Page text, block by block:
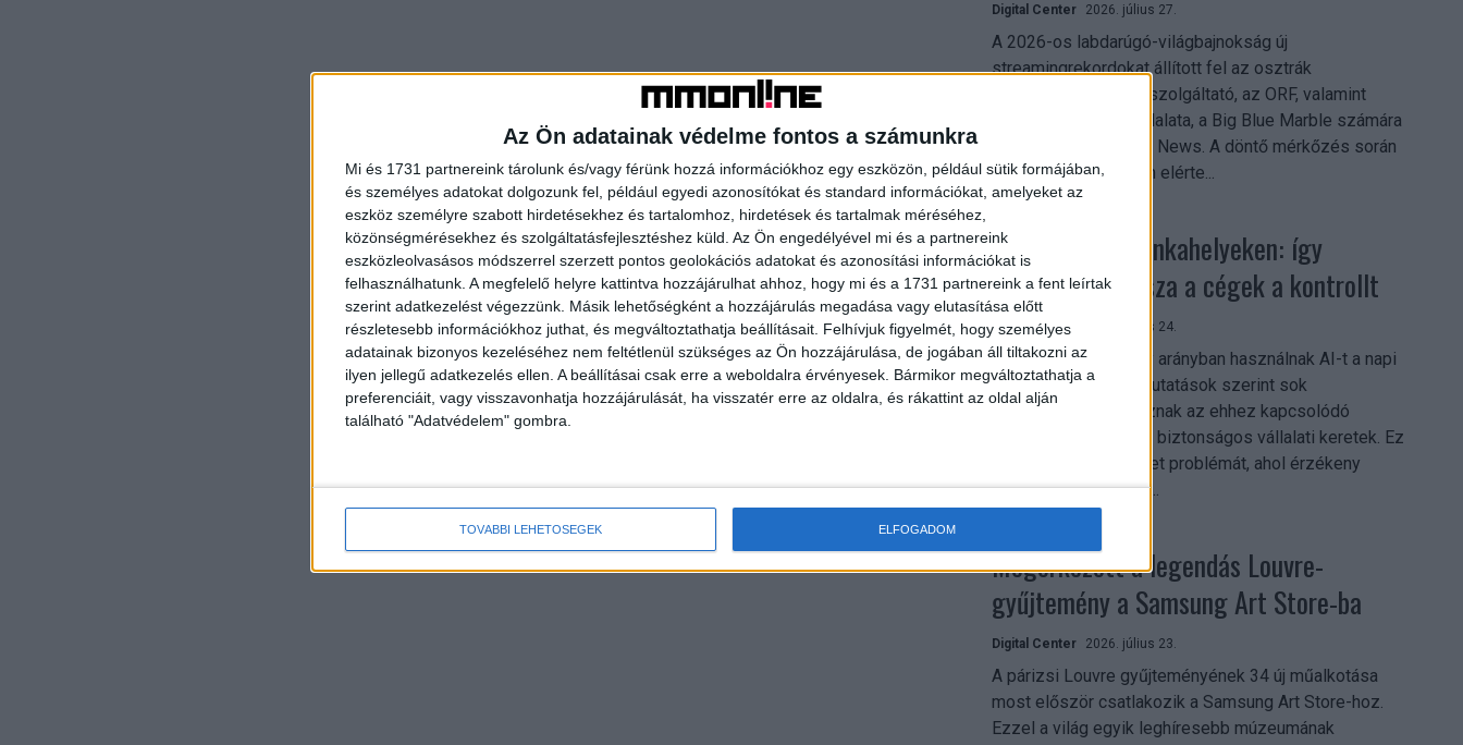
Az Ön adatainak védelme fontos a számunkra
Mi és 1731 partnereink tárolunk és/vagy férünk hozzá információkhoz egy eszközön, például sütik formájában,
és személyes adatokat dolgozunk fel, például egyedi azonosítókat és standard információkat, amelyeket az
eszköz személyre szabott hirdetésekhez és tartalomhoz, hirdetések és tartalmak méréséhez,
közönségmérésekhez és szolgáltatásfejlesztéshez küld. Az Ön engedélyével mi és a partnereink
eszközleolvasásos módszerrel szerzett pontos geolokációs adatokat és azonosítási információkat is
felhasználhatunk. A megfelelő helyre kattintva hozzájárulhat ahhoz, hogy mi és a 1731 partnereink a fent leírtak
szerint adatkezelést végezzünk. Másik lehetőségként a hozzájárulás megadása vagy elutasítása előtt
részletesebb információkhoz juthat, és megváltoztathatja beállításait. Felhívjuk figyelmét, hogy személyes
adatainak bizonyos kezeléséhez nem feltétlenül szükséges az Ön hozzájárulása, de jogában áll tiltakozni az
ilyen jellegű adatkezelés ellen. A beállításai csak erre a weboldalra érvényesek. Bármikor megváltoztathatja a
preferenciáit, vagy visszavonhatja hozzájárulását, ha visszatér erre az oldalra, és rákattint az oldal alján
található "Adatvédelem" gombra.
TOVÁBBI LEHETŐSÉGEK ELFOGADOM
Digital Center 2026. július 27.
A 2026-os labdarúgó-világbajnokság új
streamingrekordokat állított fel az osztrák
közszolgálati műsorszolgáltató, az ORF, valamint
technológiai leányvállalata, a Big Blue Marble számára
– írja a Broadband TV News. A döntő mérkőzés során
az átlagos nézőszám elérte...
Shadow AI a munkahelyeken: így
szerezhetik vissza a cégek a kontrollt
Digital Center 2026. július 24.
A munkavállalók nagy arányban használnak AI-t a napi
munkában, ám friss kutatások szerint sok
szervezetnél hiányoznak az ehhez kapcsolódó
világos irányelvek és biztonságos vállalati keretek. Ez
különösen ott jelenthet problémát, ahol érzékeny
üzleti információkkal...
Megérkezett a legendás Louvre-
gyűjtemény a Samsung Art Store-ba
Digital Center 2026. július 23.
A párizsi Louvre gyűjteményének 34 új műalkotása
most először csatlakozik a Samsung Art Store-hoz.
Ezzel a világ egyik leghíresebb múzeumának